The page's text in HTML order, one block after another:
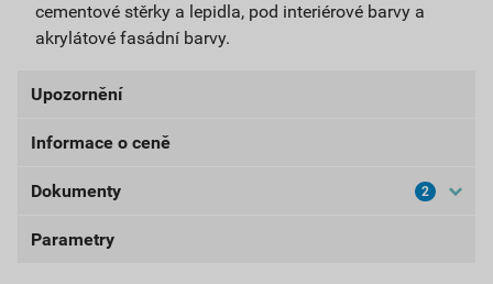
cementové stěrky a lepidla, pod interiérové barvy a
akrylátové fasádní barvy.
Upozornění
UPOZORNĚNÍ: Používejte ošetřený předmět bezpečně.
přípravku.
Informace o ceně
Aktuální prodejní cena po slevě 10% z ceníkové ceny
60,75 Kč
Dokumenty 2
Bezpečnostní listy
Parametry